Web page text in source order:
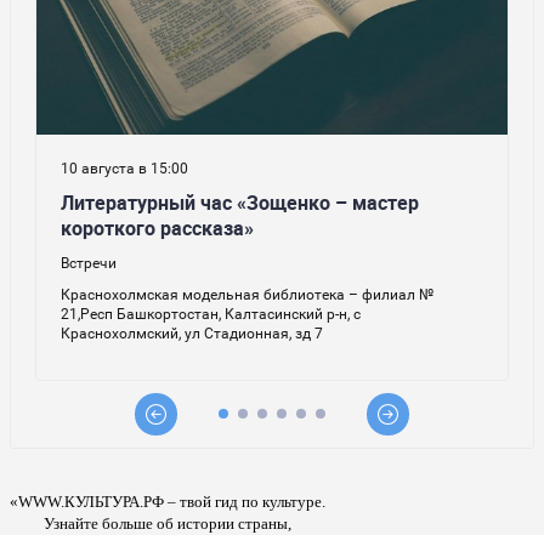
«WWW.КУЛЬТУРА.РФ – твой гид по культуре.
Узнайте больше об истории страны,